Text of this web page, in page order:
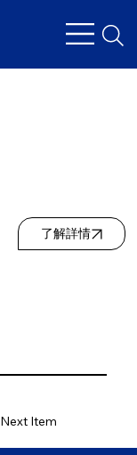
了解詳情
Next Item